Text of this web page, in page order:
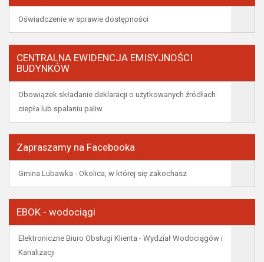
Oświadczenie w sprawie dostępności
CENTRALNA EWIDENCJA EMISYJNOŚCI
BUDYNKÓW
Obowiązek składanie deklaracji o użytkowanych źródłach
ciepła lub spalaniu paliw
Zapraszamy na Facebooka
Gmina Lubawka - Okolica, w której się zakochasz
EBOK - wodociągi
Elektroniczne Biuro Obsługi Klienta - Wydział Wodociągów i
Kanalizacji